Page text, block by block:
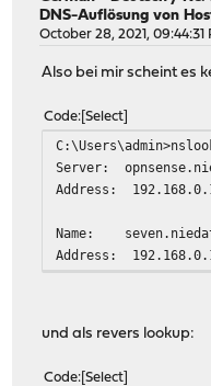
DNS-Auflösung von
October 28, 2021, 09:44:31
Also bei mir scheint es
Code Select
Server:
Address:
Name:
Address:
und als revers lookup:
Code Select